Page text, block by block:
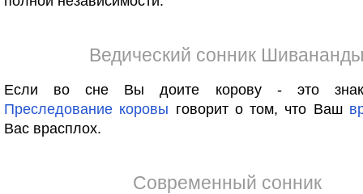
Ведический сонник
Если во сне Вы доите корову - это знак
Преследование коровы говорит о том, что Ваш
Вас врасплох.
Современный сонник